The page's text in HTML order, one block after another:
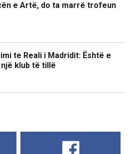
e Artë, do ta marrë trofeun
te Reali i Madridit: Është e
klub të tillë